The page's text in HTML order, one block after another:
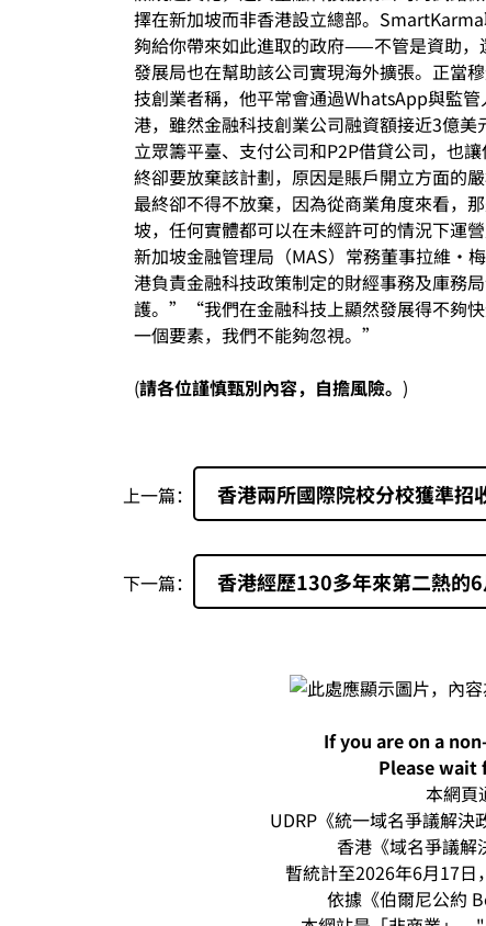
擇在新加坡而非香港設立總部。
夠給你帶來如此進取的政府——不管是資助
發展局也在幫助該公司實現海外擴張。正當
技創業者稱，他平常會通過WhatsApp與監
港，雖然金融科技創業公司融資額接近3億
立眾籌平臺、支付公司和P2P借貸公司，也
終卻要放棄該計劃，原因是賬戶開立方面的
最終卻不得不放棄，因為從商業角度來看，
坡，任何實體都可以在未經許可的情況下運
新加坡金融管理局（MAS）常務董事拉維·
港負責金融科技政策制定的財經事務及庫
護。”“我們在金融科技上顯然發展得不夠
一個要素，我們不能夠忽視。”
(請各位謹慎甄別內容，自擔風險。 )
上一篇： 香港兩所國際院校分校獲準招
下一篇： 香港經歷130多年來第二熱的6
If you are on a
Please wait
本網頁
UDRP《統一域名爭議解決
香港《域名爭議解
暫統計至2026年6月17
依據《伯爾尼公約